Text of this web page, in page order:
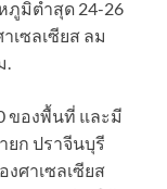
ภูมิต่ำสุด 24-26
เซลเซียส ลม
.
ของพื้นที่ และมี
ก ปราจีนบุรี
ศาเซลเซียส